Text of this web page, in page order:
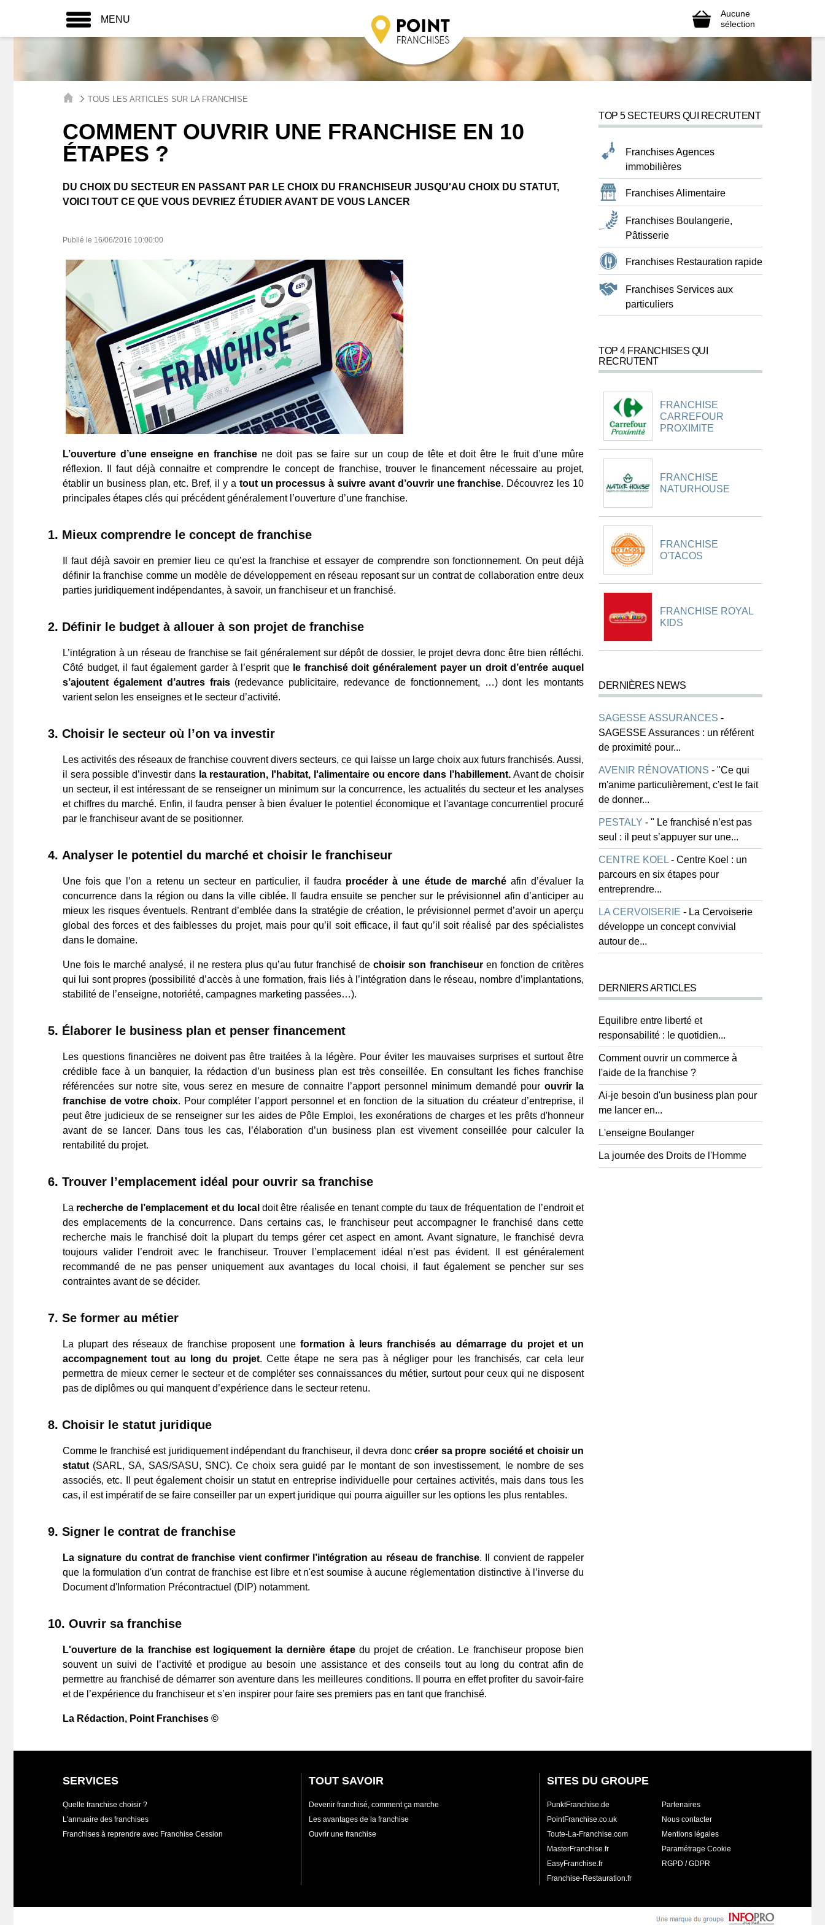
MENU
Aucune
sélection
TOUS LES ARTICLES SUR LA FRANCHISE
COMMENT OUVRIR UNE FRANCHISE EN 10
ÉTAPES ?
DU CHOIX DU SECTEUR EN PASSANT PAR LE CHOIX DU FRANCHISEUR JUSQU'AU CHOIX DU STATUT,
VOICI TOUT CE QUE VOUS DEVRIEZ ÉTUDIER AVANT DE VOUS LANCER
Publié le 16/06/2016 10:00:00
L’ouverture d’une enseigne en franchisene doit pas se faire sur un coup de tête et doit être le fruit d’une mûre
réflexion. Il faut déjà connaitre et comprendre le concept de franchise, trouver le financement nécessaire au projet,
établir un business plan, etc. Bref, il y a tout un processus à suivre avant d’ouvrir une franchise. Découvrez les 10
principales étapes clés qui précédent généralement l’ouverture d’une franchise.
1. Mieux comprendre le concept de franchise
Il faut déjà savoir en premier lieu ce qu’est la franchise et essayer de comprendre son fonctionnement. On peut déjà
définir la franchise comme un modèle de développement en réseau reposant sur un contrat de collaboration entre deux
parties juridiquement indépendantes, à savoir, un franchiseur et un franchisé.
2. Définir le budget à allouer à son projet de franchise
L’intégration à un réseau de franchise se fait généralement sur dépôt de dossier, le projet devra donc être bien réfléchi.
Côté budget, il faut également garder à l’esprit que le franchisé doit généralement payer un droit d’entrée auquel
s’ajoutent également d’autres frais(redevance publicitaire, redevance de fonctionnement, …) dont les montants
varient selon les enseignes et le secteur d’activité.
3. Choisir le secteur où l’on va investir
Les activités des réseaux de franchise couvrent divers secteurs, ce qui laisse un large choix aux futurs franchisés. Aussi,
il sera possible d’investir dans la restauration, l'habitat, l'alimentaire ou encore dans l’habillement.Avant de choisir
un secteur, il est intéressant de se renseigner un minimum sur la concurrence, les actualités du secteur et les analyses
et chiffres du marché. Enfin, il faudra penser à bien évaluer le potentiel économique et l'avantage concurrentiel procuré
par le franchiseur avant de se positionner.
4. Analyser le potentiel du marché et choisir le franchiseur
Une fois que l’on a retenu un secteur en particulier, il faudra procéder à une étude de marchéafin d’évaluer la
concurrence dans la région ou dans la ville ciblée. Il faudra ensuite se pencher sur le prévisionnel afin d’anticiper au
mieux les risques éventuels. Rentrant d’emblée dans la stratégie de création, le prévisionnel permet d’avoir un aperçu
global des forces et des faiblesses du projet, mais pour qu’il soit efficace, il faut qu’il soit réalisé par des spécialistes
dans le domaine.
Une fois le marché analysé, il ne restera plus qu’au futur franchisé dechoisir son franchiseuren fonction de critères
qui lui sont propres (possibilité d’accès à une formation, frais liés à l’intégration dans le réseau, nombre d’implantations,
stabilité de l’enseigne, notoriété, campagnes marketing passées…).
5. Élaborer le business plan et penser financement
Les questions financières ne doivent pas être traitées à la légère. Pour éviter les mauvaises surprises et surtout être
crédible face à un banquier, la rédaction d’un business plan est très conseillée. En consultant les fiches franchise
référencées sur notre site, vous serez en mesure de connaitre l’apport personnel minimum demandé pour ouvrir la
franchise de votre choix. Pour compléter l’apport personnel et en fonction de la situation du créateur d’entreprise, il
peut être judicieux de se renseigner sur les aides de Pôle Emploi, les exonérations de charges et les prêts d'honneur
avant de se lancer. Dans tous les cas, l’élaboration d’un business plan est vivement conseillée pour calculer la
rentabilité du projet.
6. Trouver l’emplacement idéal pour ouvrir sa franchise
La recherche de l’emplacement et du local doit être réalisée en tenant compte du taux de fréquentation de l’endroit et
des emplacements de la concurrence. Dans certains cas, le franchiseur peut accompagner le franchisé dans cette
recherche mais le franchisé doit la plupart du temps gérer cet aspect en amont. Avant signature, le franchisé devra
toujours valider l’endroit avec le franchiseur. Trouver l’emplacement idéal n’est pas évident. Il est généralement
recommandé de ne pas penser uniquement aux avantages du local choisi, il faut également se pencher sur ses
contraintes avant de se décider.
7. Se former au métier
La plupart des réseaux de franchise proposent une formation à leurs franchisés au démarrage du projet et un
accompagnement tout au long du projet. Cette étape ne sera pas à négliger pour les franchisés, car cela leur
permettra de mieux cerner le secteur et de compléter ses connaissances du métier, surtout pour ceux qui ne disposent
pas de diplômes ou qui manquent d’expérience dans le secteur retenu.
8. Choisir le statut juridique
Comme le franchisé est juridiquement indépendant du franchiseur, il devra donccréer sa propre société et choisir un
statut(SARL, SA, SAS/SASU, SNC). Ce choix sera guidé par le montant de son investissement, le nombre de ses
associés, etc. Il peut également choisir un statut en entreprise individuelle pour certaines activités, mais dans tous les
cas, il est impératif de se faire conseiller par un expert juridique qui pourra aiguiller sur les options les plus rentables.
9. Signer le contrat de franchise
La signature du contrat de franchise vient confirmer l’intégration au réseau de franchise. Il convient de rappeler
que la formulation d'un contrat de franchise est libre et n'est soumise à aucune réglementation distinctive à l’inverse du
Document d'Information Précontractuel (DIP) notamment.
10. Ouvrir sa franchise
L'ouverture de la franchise est logiquement la dernière étapedu projet de création. Le franchiseur propose bien
souvent un suivi de l’activité et prodigue au besoin une assistance et des conseils tout au long du contrat afin de
permettre au franchisé de démarrer son aventure dans les meilleures conditions. Il pourra en effet profiter du savoir-faire
et de l’expérience du franchiseur et s’en inspirer pour faire ses premiers pas en tant que franchisé.
La Rédaction, Point Franchises ©
TOP 5 SECTEURS QUI RECRUTENT
Franchises Agences
immobilières
Franchises Alimentaire
Franchises Boulangerie,
Pâtisserie
Franchises Restauration rapide
Franchises Services aux
particuliers
TOP 4 FRANCHISES QUI
RECRUTENT
FRANCHISE
CARREFOUR
PROXIMITE
FRANCHISE
NATURHOUSE
FRANCHISE
O'TACOS
FRANCHISE ROYAL
KIDS
DERNIÈRES NEWS
SAGESSE ASSURANCES -
SAGESSE Assurances : un référent
de proximité pour...
AVENIR RÉNOVATIONS - "Ce qui
m'anime particulièrement, c'est le fait
de donner...
PESTALY - " Le franchisé n’est pas
seul : il peut s’appuyer sur une...
CENTRE KOEL - Centre Koel : un
parcours en six étapes pour
entreprendre...
LA CERVOISERIE - La Cervoiserie
développe un concept convivial
autour de...
DERNIERS ARTICLES
Equilibre entre liberté et
responsabilité : le quotidien...
Comment ouvrir un commerce à
l'aide de la franchise ?
Ai-je besoin d'un business plan pour
me lancer en...
L'enseigne Boulanger
La journée des Droits de l'Homme
SERVICES
Quelle franchise choisir ?
L'annuaire des franchises
Franchises à reprendre avec Franchise Cession
TOUT SAVOIR
Devenir franchisé, comment ça marche
Les avantages de la franchise
Ouvrir une franchise
SITES DU GROUPE
PunktFranchise.de
PointFranchise.co.uk
Toute-La-Franchise.com
MasterFranchise.fr
EasyFranchise.fr
Franchise-Restauration.fr
Partenaires
Nous contacter
Mentions légales
Paramétrage Cookie
RGPD / GDPR